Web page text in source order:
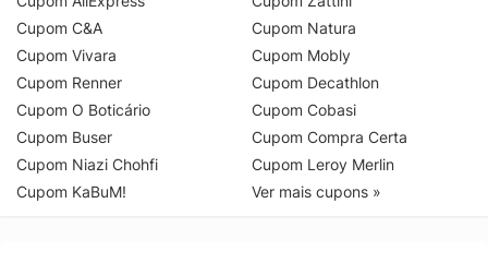
Cupom C&A
Cupom Vivara
Cupom Renner
Cupom O Boticário
Cupom Buser
Cupom Niazi Chohfi
Cupom KaBuM!
Cupom Natura
Cupom Mobly
Cupom Decathlon
Cupom Cobasi
Cupom Compra Certa
Cupom Leroy Merlin
Ver mais cupons »